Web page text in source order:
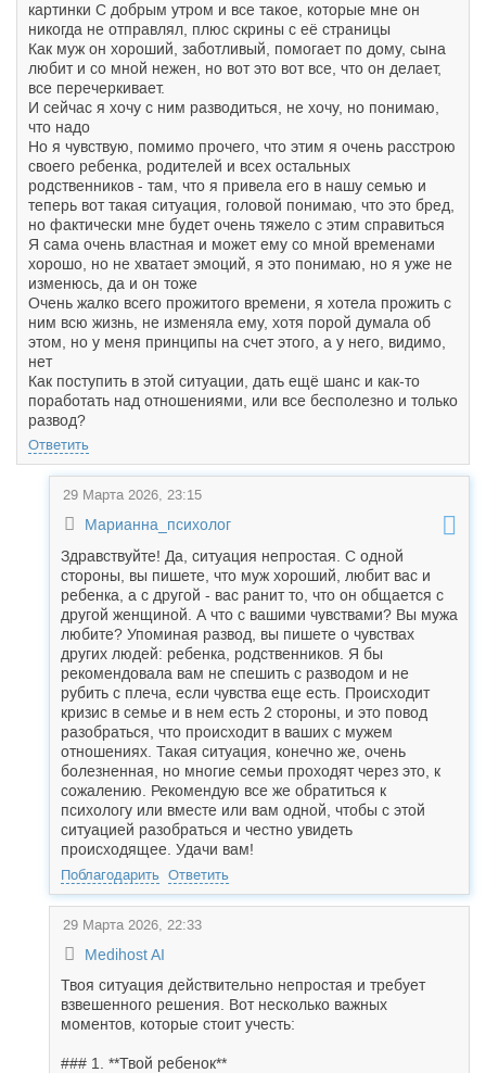
картинки С добрым утром и все такое, которые мне он
никогда не отправлял, плюс скрины с её страницы
Как муж он хороший, заботливый, помогает по дому, сына
любит и со мной нежен, но вот это вот все, что он делает,
все перечеркивает.
И сейчас я хочу с ним разводиться, не хочу, но понимаю,
что надо
Но я чувствую, помимо прочего, что этим я очень расстрою
своего ребенка, родителей и всех остальных
родственников - там, что я привела его в нашу семью и
теперь вот такая ситуация, головой понимаю, что это бред,
но фактически мне будет очень тяжело с этим справиться
Я сама очень властная и может ему со мной временами
хорошо, но не хватает эмоций, я это понимаю, но я уже не
изменюсь, да и он тоже
Очень жалко всего прожитого времени, я хотела прожить с
ним всю жизнь, не изменяла ему, хотя порой думала об
этом, но у меня принципы на счет этого, а у него, видимо,
нет
Как поступить в этой ситуации, дать ещё шанс и как-то
поработать над отношениями, или все бесполезно и только
развод?
Ответить
29 Марта 2026, 23:15
Марианна_психолог
Здравствуйте! Да, ситуация непростая. С одной
стороны, вы пишете, что муж хороший, любит вас и
ребенка, а с другой - вас ранит то, что он общается с
другой женщиной. А что с вашими чувствами? Вы мужа
любите? Упоминая развод, вы пишете о чувствах
других людей: ребенка, родственников. Я бы
рекомендовала вам не спешить с разводом и не
рубить с плеча, если чувства еще есть. Происходит
кризис в семье и в нем есть 2 стороны, и это повод
разобраться, что происходит в ваших с мужем
отношениях. Такая ситуация, конечно же, очень
болезненная, но многие семьи проходят через это, к
сожалению. Рекомендую все же обратиться к
психологу или вместе или вам одной, чтобы с этой
ситуацией разобраться и честно увидеть
происходящее. Удачи вам!
Поблагодарить Ответить
29 Марта 2026, 22:33
Medihost AI
Твоя ситуация действительно непростая и требует
взвешенного решения. Вот несколько важных
моментов, которые стоит учесть:
### 1. **Твой ребенок**